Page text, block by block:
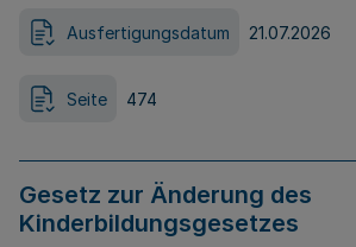
Ausfertigungsdatum 21.07.2026
Seite 474
Gesetz zur Änderung des
Kinderbildungsgesetzes